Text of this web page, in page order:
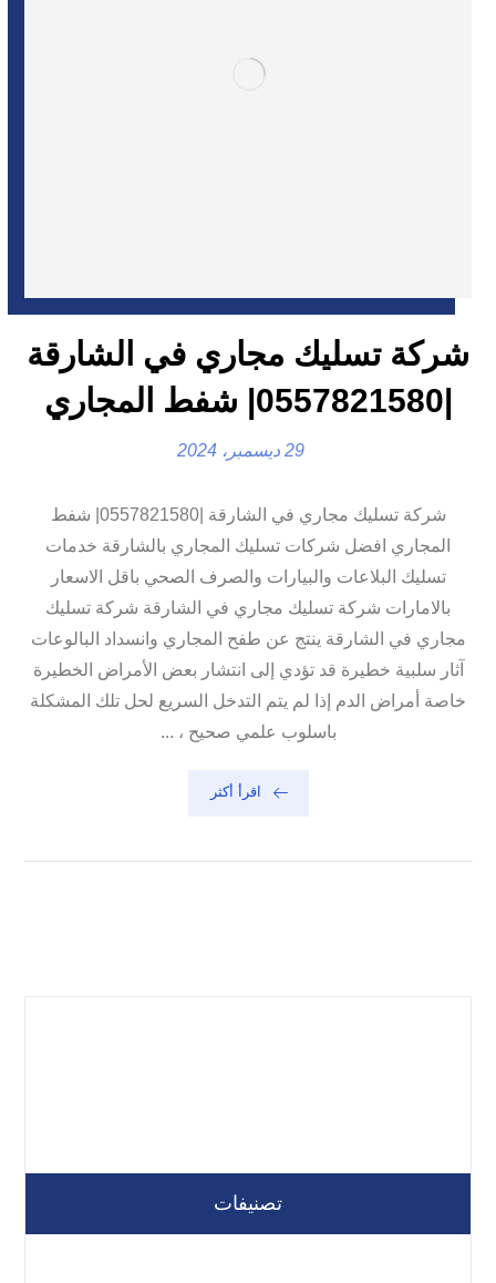
شركة تسليك مجاري في الشارقة
29 ديسمبر، 2024
شركة تسليك مجاري في الشارقة |0557821580| شفط
المجاري افضل شركات تسليك المجاري بالشارقة خدمات
تسليك البلاعات والبيارات والصرف الصحي باقل الاسعار
بالامارات شركة تسليك مجاري في الشارقة شركة تسليك
مجاري في الشارقة ينتج عن طفح المجاري وانسداد البالوعات
آثار سلبية خطيرة قد تؤدي إلى انتشار بعض الأمراض الخطيرة
خاصة أمراض الدم إذا لم يتم التدخل السريع لحل تلك المشكلة
باسلوب علمي صحيح ، ...
اقرأ أكثر
تصنيفات